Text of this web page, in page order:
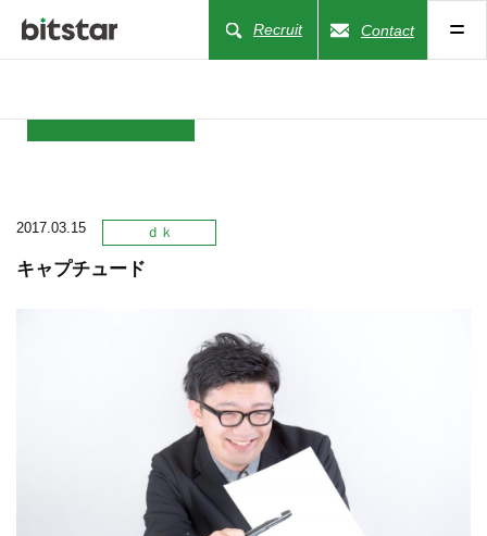
Recruit Contact
COMPANY
ACTION
RECRUIT
2017.03.15 ｄｋ
キャプチュード